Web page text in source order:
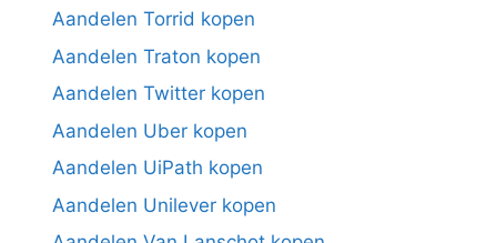
Aandelen Torrid kopen
Aandelen Traton kopen
Aandelen Twitter kopen
Aandelen Uber kopen
Aandelen UiPath kopen
Aandelen Unilever kopen